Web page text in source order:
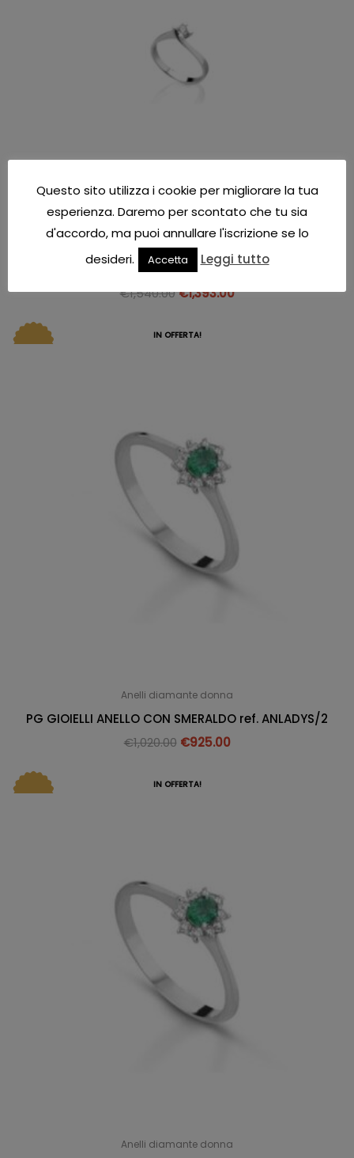
Anelli diamante donna
ANELLO SOLITARIO PG GIOIELLI ref. ANS147L028
€1,540.00€1,393.00
IN OFFERTA!
Anelli diamante donna
PG GIOIELLI ANELLO CON SMERALDO ref. ANLADYS/2
€1,020.00 €925.00
IN OFFERTA!
Anelli diamante donna
Questo sito utilizza i cookie per migliorare la tua
esperienza. Daremo per scontato che tu sia
d'accordo, ma puoi annullare l'iscrizione se lo
desideri.
Accetta Leggi tutto